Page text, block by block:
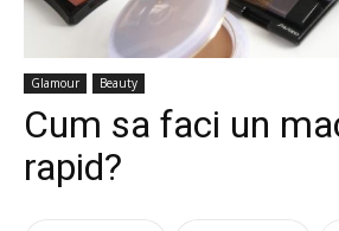
Glamour Beauty
Cum sa faci un
rapid?